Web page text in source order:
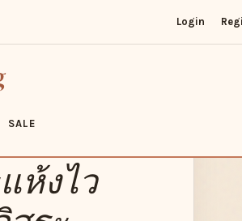
ดหยุ่นสูง และแห้งไว ช่วยให้เคลื่อนไหว
ระบาย
ห้งไว